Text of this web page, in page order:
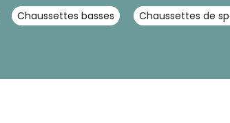
Chaussettes basses Chaussettes de